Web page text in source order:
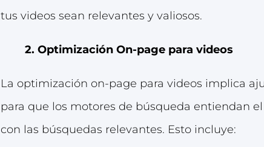
tus videos sean relevantes y valiosos.
2. Optimización On-page para videos
La optimización on-page para videos implica
para que los motores de búsqueda entiendan
con las búsquedas relevantes. Esto incluye: